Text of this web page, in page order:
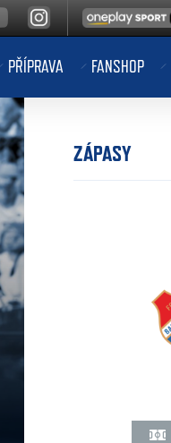
PŘÍPRAVA FANSHOP
ZÁPASY